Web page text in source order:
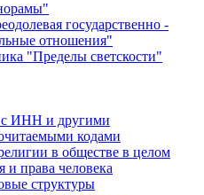
государственно -
отношения"
"Пределы светскости"
с ИНН и другими
кодами
в обществе в целом
и права человека
структуры